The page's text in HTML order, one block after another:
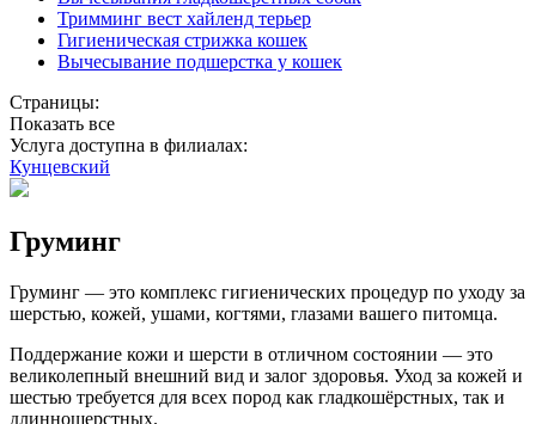
Тримминг вест хайленд терьер
Гигиеническая стрижка кошек
Вычесывание подшерстка у кошек
Страницы:
Показать все
Услуга доступна в филиалах:
Кунцевский
Груминг
Груминг — это комплекс гигиенических процедур по уходу за
шерстью, кожей, ушами, когтями, глазами вашего питомца.
Поддержание кожи и шерсти в отличном состоянии — это
великолепный внешний вид и залог здоровья. Уход за кожей и
шестью требуется для всех пород как гладкошёрстных, так и
длинношерстных.